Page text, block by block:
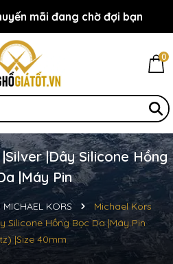
đến với Đồnghồgiátốt.vn!
mãi đang chờ đợi bạn
0
|Dây Silicone Hồng
|Máy Pin
KORS
Michael Kors
Silicone Hồng Bọc Da |Máy Pin
|Size 40mm